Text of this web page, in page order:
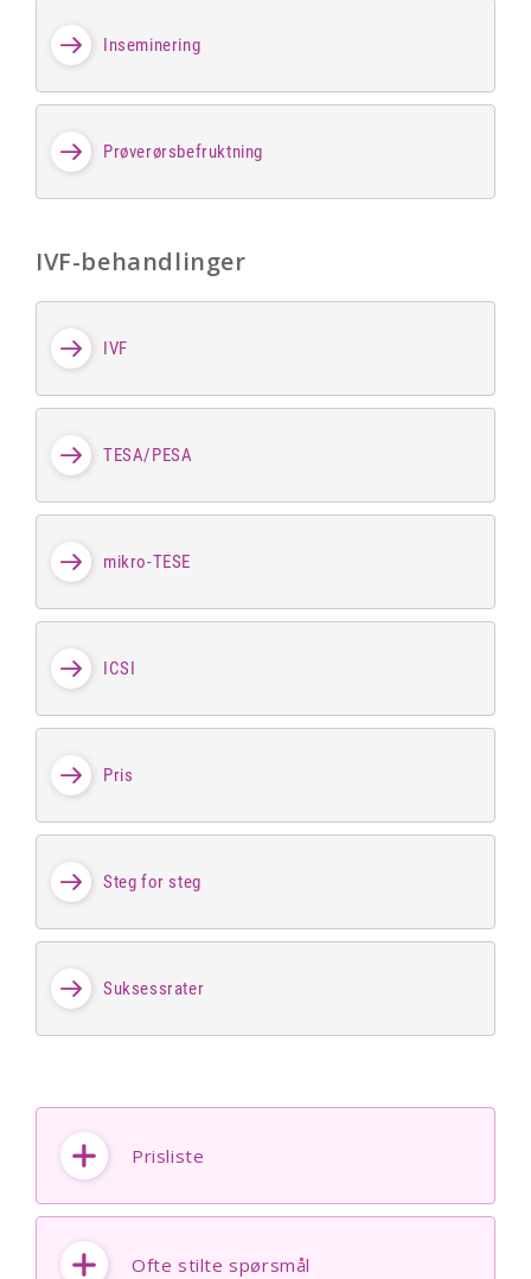
Inseminering
Prøverørsbefruktning
IVF-behandlinger
IVF
TESA/PESA
mikro-TESE
ICSI
Pris
Steg for steg
Suksessrater
Prisliste
Ofte stilte spørsmål